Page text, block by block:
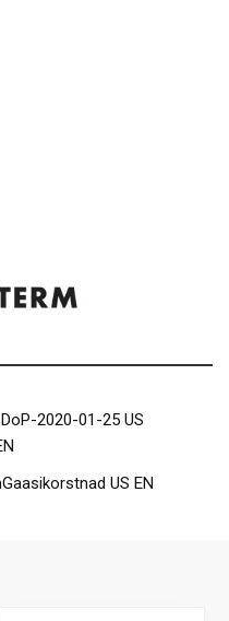
2020-01-25 US
US EN